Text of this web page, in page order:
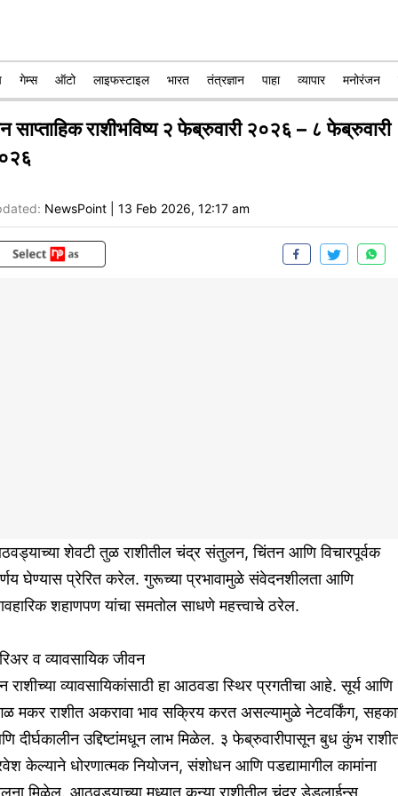
गेम्स ऑटो लाइफस्टाइल भारत तंत्रज्ञान पाहा व्यापार मनोरंजन
साप्ताहिक राशीभविष्य २ फेब्रुवारी २०२६ – ८ फेब्रुवारी
NewsPoint 13 Feb 2026, 12:17 am
शेवटी तुळ राशीतील चंद्र संतुलन, चिंतन आणि विचारपूर्वक
घेण्यास प्रेरित करेल. गुरूच्या प्रभावामुळे संवेदनशीलता आणि
शहाणपण यांचा समतोल साधणे महत्त्वाचे ठरेल.
व व्यावसायिक जीवन
राशीच्या व्यावसायिकांसाठी हा आठवडा स्थिर प्रगतीचा आहे. सूर्य आणि
मकर राशीत अकरावा भाव सक्रिय करत असल्यामुळे नेटवर्किंग,
दीर्घकालीन उद्दिष्टांमधून लाभ मिळेल. ३ फेब्रुवारीपासून बुध कुंभ
केल्याने धोरणात्मक नियोजन, संशोधन आणि पडद्यामागील कामांना
मिळेल. आठवड्याच्या मध्यात कन्या राशीतील चंद्र डेडलाईन्स,